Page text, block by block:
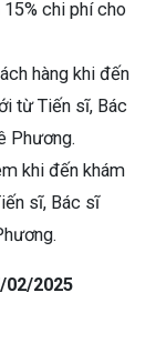
chi phí cho
hàng khi đến
từ Tiến sĩ, Bác
Phương.
khi đến khám
sĩ, Bác sĩ
02/2025